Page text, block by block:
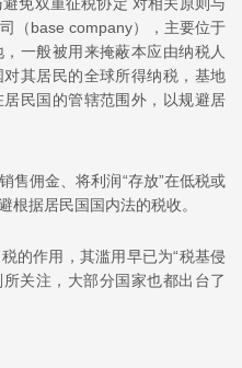
（base company），主要位于
一般被用来掩蔽本应由纳税人
其居民的全球所得纳税，基地
民国的管辖范围外，以规避居
售佣金、将利润“存放”在低税或
根据居民国国内法的税收。
的作用，其滥用早已为“税基侵
关注，大部分国家也都出台了